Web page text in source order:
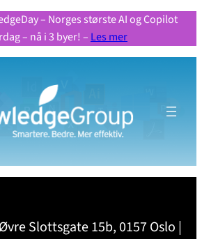
– Norges største AI og Copilot
– nå i 3 byer! – Les mer
Slottsgate 15b, 0157 Oslo |